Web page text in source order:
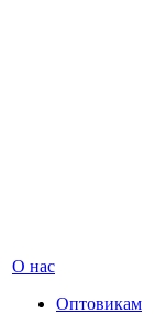
О нас
Оптовикам